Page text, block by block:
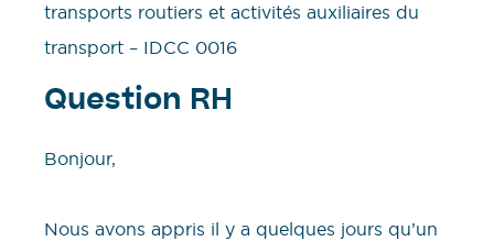
transports routiers et activités auxiliaires du
transport – IDCC 0016
Question RH
Bonjour,
Nous avons appris il y a quelques jours qu’un